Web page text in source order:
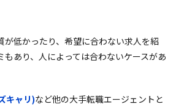
が低かったり、希望に合わない求人を紹
あり、人によっては合わないケースがあ
キャリ)など他の大手転職エージェントと